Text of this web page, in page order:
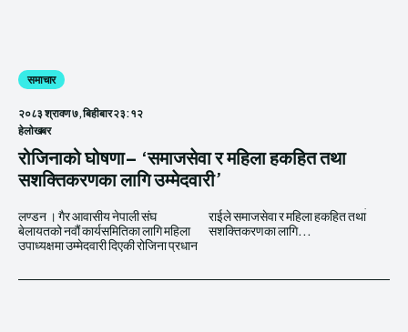
समाचार
२०८३ श्रावण ७, बिहीबार २३:१२
हेलाेखबर
रोजिनाको घोषणा– ‘समाजसेवा र महिला हकहित तथा
सशक्तिकरणका लागि उम्मेदवारी’
लण्डन । गैर आवासीय नेपाली संघ
बेलायतको नवौं कार्यसमितिका लागि महिला
उपाध्यक्षमा उम्मेदवारी दिएकी रोजिना प्रधान
राईले समाजसेवा र महिला हकहित तथा
सशक्तिकरणका लागि...